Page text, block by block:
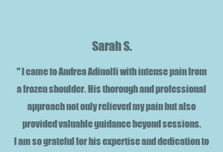
Sarah S.
" I came to Andrea Adinolfi with intense pain from
a frozen shoulder. His thorough and professional
approach not only relieved my pain but also
provided valuable guidance beyond sessions.
I am so grateful for his expertise and dedication to